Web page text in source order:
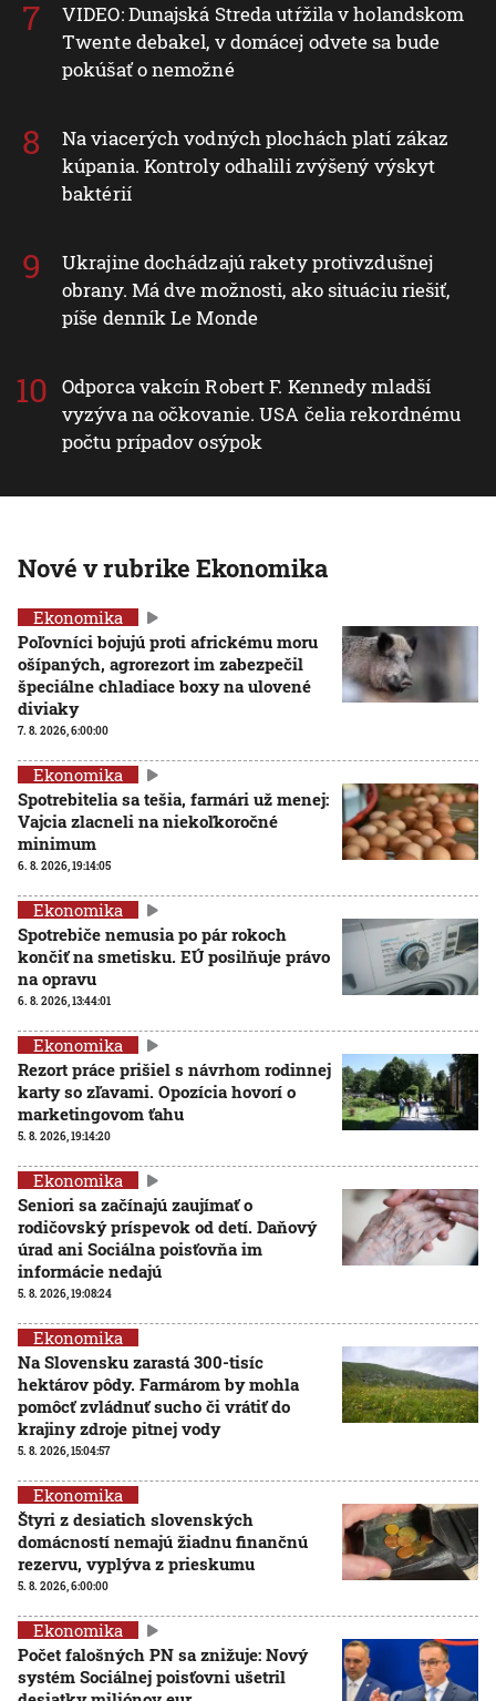
VIDEO: Dunajská Streda utŕžila v holandskom
Twente debakel, v domácej odvete sa bude
pokúšať o nemožné
Na viacerých vodných plochách platí zákaz
kúpania. Kontroly odhalili zvýšený výskyt
baktérií
Ukrajine dochádzajú rakety protivzdušnej
obrany. Má dve možnosti, ako situáciu riešiť,
píše denník Le Monde
Odporca vakcín Robert F. Kennedy mladší
vyzýva na očkovanie. USA čelia rekordnému
počtu prípadov osýpok
Nové v rubrike Ekonomika
Ekonomika
Poľovníci bojujú proti africkému moru
ošípaných, agrorezort im zabezpečil
špeciálne chladiace boxy na ulovené
diviaky
7. 8. 2026, 6:00:00
Ekonomika
Spotrebitelia sa tešia, farmári už menej:
Vajcia zlacneli na niekoľkoročné
minimum
6. 8. 2026, 19:14:05
Ekonomika
Spotrebiče nemusia po pár rokoch
končiť na smetisku. EÚ posilňuje právo
na opravu
6. 8. 2026, 13:44:01
Ekonomika
Rezort práce prišiel s návrhom rodinnej
karty so zľavami. Opozícia hovorí o
marketingovom ťahu
5. 8. 2026, 19:14:20
Ekonomika
Seniori sa začínajú zaujímať o
rodičovský príspevok od detí. Daňový
úrad ani Sociálna poisťovňa im
informácie nedajú
5. 8. 2026, 19:08:24
Ekonomika
Na Slovensku zarastá 300-tisíc
hektárov pôdy. Farmárom by mohla
pomôcť zvládnuť sucho či vrátiť do
krajiny zdroje pitnej vody
5. 8. 2026, 15:04:57
Ekonomika
Štyri z desiatich slovenských
domácností nemajú žiadnu finančnú
rezervu, vyplýva z prieskumu
5. 8. 2026, 6:00:00
Ekonomika
Počet falošných PN sa znižuje: Nový
systém Sociálnej poisťovni ušetril